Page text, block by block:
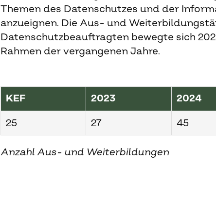
Themen des Datenschutzes und der
anzueignen. Die Aus- und
Datenschutzbeauftragten bewegte sich
Rahmen der vergangenen Jahre.
KEF 2023 2024
25 27 45
Anzahl Aus- und Weiterbildungen